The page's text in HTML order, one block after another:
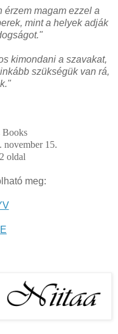
érzem magam ezzel a
mint a helyek adják
kimondani a szavakat,
szükségük van rá,
Books
november 15.
oldal
meg: